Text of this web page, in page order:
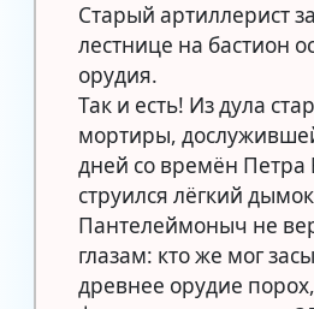
Старый артиллерист
лестнице на бастион
орудия.
Так и есть! Из дула
мортиры,
дней со времён Петра
струился лёгкий
Пантелеймоныч не
глазам: кто же мог
древнее орудие